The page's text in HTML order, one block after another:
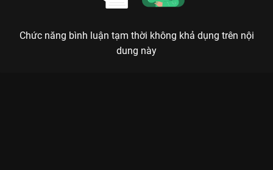
Chức năng bình luận tạm thời không khả dụng trên nội
dung này